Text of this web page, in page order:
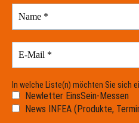
In welche Liste(n) möchten Sie sich
Newletter EinsSein-Messen
News INFEA (Produkte,